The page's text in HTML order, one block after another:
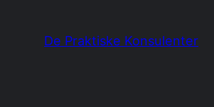
De Praktiske Konsulenter